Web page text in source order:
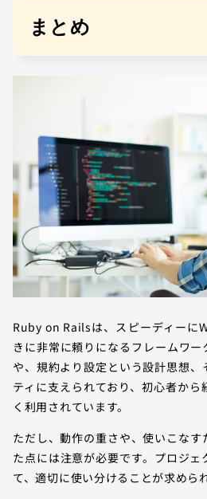
まとめ
Ruby on Railsは、スピーディーに
きに非常に頼りになるフレームワー
や、規約より設定という設計思想
ティに支えられており、初心者か
く利用されています。
ただし、動作の重さや、使いこなす
た点には注意が必要です。プロジ
て、適切に使い分けることが求められ